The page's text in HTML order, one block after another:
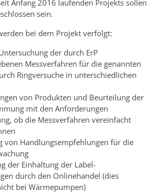
Anfang 2016 laufenden Projekts sollen
sein.
bei dem Projekt verfolgt:
der durch ErP
Messverfahren für die genannten
Ringversuche in unterschiedlichen
von Produkten und Beurteilung der
mit den Anforderungen
ob die Messverfahren vereinfacht
von Handlungsempfehlungen für die
der Einhaltung der Label-
durch den Onlinehandel (dies
bei Wärmepumpen)